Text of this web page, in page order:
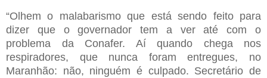
“Olhem o malabarismo que está sendo feito para
dizer que o governador tem a ver até com o
problema da Conafer. Aí quando chega nos
respiradores, que nunca foram entregues, no
Maranhão: não, ninguém é culpado. Secretário de